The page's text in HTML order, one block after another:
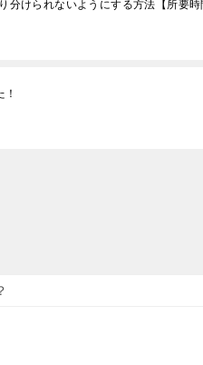
けられないようにする方法【所要時